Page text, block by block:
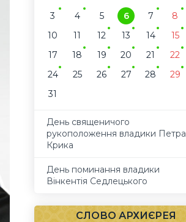
3
4 5 6 7 8
10
11 12 13 14 15
17
18 19 20 21 22
24
25 26 27 28 29
31
День священичого
рукоположення владики Петра
Крика
День поминання владики
Вінкентія Седлецького
СЛОВО АРХИЄРЕЯ